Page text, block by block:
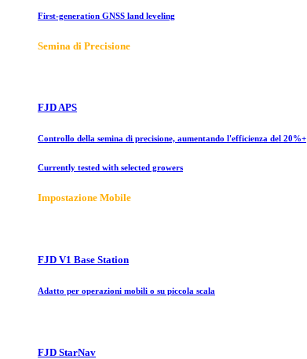
First-generation GNSS land leveling
Semina di Precisione
FJD APS
Controllo della semina di precisione, aumentando l'efficienza del 20%+
Currently tested with selected growers
Impostazione Mobile
FJD V1 Base Station
Adatto per operazioni mobili o su piccola scala
FJD StarNav